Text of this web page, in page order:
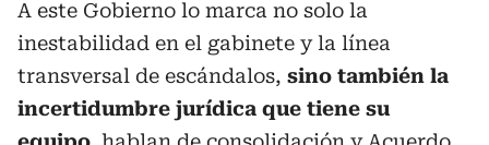
A este Gobierno lo marca no solo la
inestabilidad en el gabinete y la línea
transversal de escándalos, sino también la
incertidumbre jurídica que tiene su